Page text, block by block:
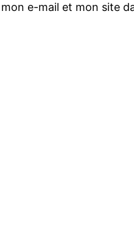
e-mail et mon site